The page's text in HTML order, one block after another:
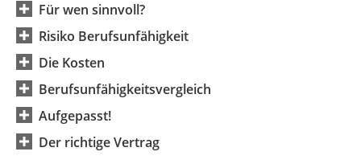
Für wen sinnvoll?
Risiko Berufsunfähigkeit
Die Kosten
Berufsunfähigkeitsvergleich
Aufgepasst!
Der richtige Vertrag